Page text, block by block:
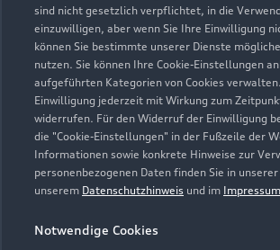
sind nicht gesetzlich verpflichtet, in die
einzuwilligen, aber wenn Sie Ihre Einwilligung
können Sie bestimmte unserer Dienste
nutzen. Sie können Ihre Cookie-Einstellungen
aufgeführten Kategorien von Cookies
Einwilligung jederzeit mit Wirkung zum
widerrufen. Für den Widerruf der Einwilligung
die "Cookie-Einstellungen" in der Fußzeile der
Informationen sowie konkrete Hinweise zur
personenbezogenen Daten finden Sie in unserer
unserem Datenschutzhinweis und im Impressum
Notwendige Cookies
Modelle
Alle Modelle
Modelle vergleichen
Elektromodelle
Plug-in-Hybride
Kaufen & leasen
Neuwagensuche
Gebrauchtwagensuche
Gebrauchtwagen
Finanzierung
Service & Zubehör
Saisonale Angebote
Support
Kundenservice